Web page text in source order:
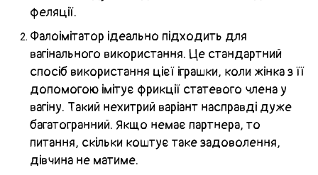
феляції.
Фалоімітатор ідеально підходить для
вагінального використання. Це стандартний
спосіб використання цієї іграшки, коли жінка з її
допомогою імітує фрикції статевого члена у
вагіну. Такий нехитрий варіант насправді дуже
багатогранний. Якщо немає партнера, то
питання, скільки коштує таке задоволення,
дівчина не матиме.